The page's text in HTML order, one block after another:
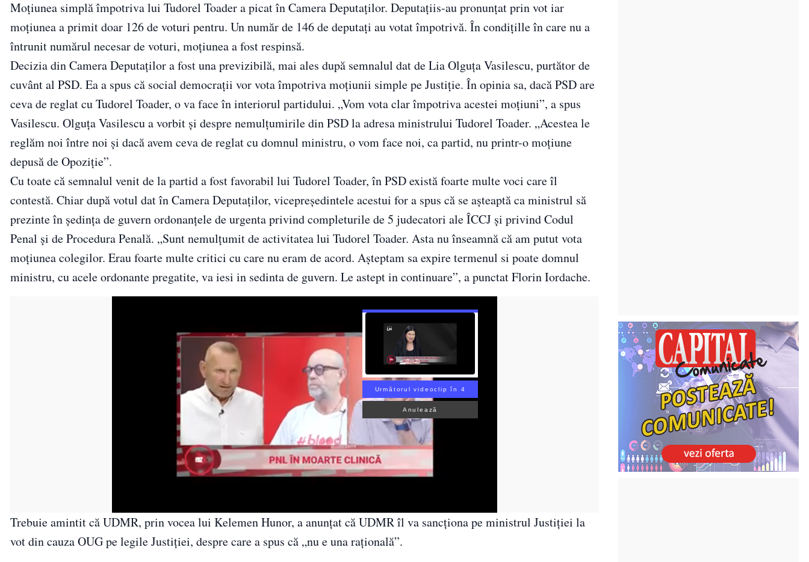
Moțiunea simplă împotriva lui Tudorel Toader a picat în Camera Deputaților. Deputațiis-au pronunțat prin vot iar
moțiunea a primit doar 126 de voturi pentru. Un număr de 146 de deputați au votat împotrivă. În condițille în care nu a
întrunit numărul necesar de voturi, moțiunea a fost respinsă.
Decizia din Camera Deputaților a fost una previzibilă, mai ales după semnalul dat de Lia Olguța Vasilescu, purtător de
cuvânt al PSD. Ea a spus că social democrații vor vota împotriva moţiunii simple pe Justiţie. În opinia sa, dacă PSD are
ceva de reglat cu Tudorel Toader, o va face în interiorul partidului. „Vom vota clar împotriva acestei moţiuni”, a spus
Vasilescu. Olguța Vasilescu a vorbit și despre nemulţumirile din PSD la adresa ministrului Tudorel Toader. „Acestea le
reglăm noi între noi şi dacă avem ceva de reglat cu domnul ministru, o vom face noi, ca partid, nu printr-o moţiune
depusă de Opoziţie”.
Cu toate că semnalul venit de la partid a fost favorabil lui Tudorel Toader, în PSD există foarte multe voci care îl
contestă. Chiar după votul dat în Camera Deputaților, vicepreședintele acestui for a spus că se așteaptă ca ministrul să
prezinte în ședința de guvern ordonanțele de urgenta privind completurile de 5 judecatori ale ÎCCJ și privind Codul
Penal și de Procedura Penală. „Sunt nemulțumit de activitatea lui Tudorel Toader. Asta nu înseamnă că am putut vota
moțiunea colegilor. Erau foarte multe critici cu care nu eram de acord. Așteptam sa expire termenul si poate domnul
ministru, cu acele ordonante pregatite, va iesi in sedinta de guvern. Le astept in continuare”, a punctat Florin Iordache.
Următorul videoclip în 3
Anulează
Trebuie amintit că UDMR, prin vocea lui Kelemen Hunor, a anunţat că UDMR îl va sancţiona pe ministrul Justiţiei la
vot din cauza OUG pe legile Justiţiei, despre care a spus că „nu e una raţională”.